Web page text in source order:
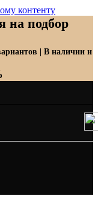
контенту
на подбор
| В наличии и